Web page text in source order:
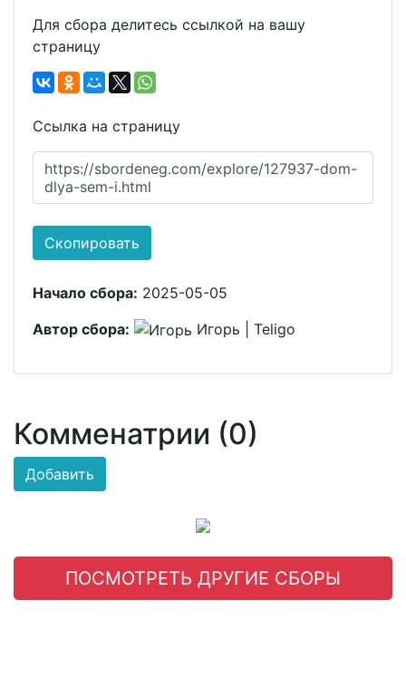
Для сбора делитесь ссылкой на вашу
страницу
Ссылка на страницу
https://sbordeneg.com/explore/127937-dom-
dlya-sem-i.html
Скопировать
Начало сбора: 2025-05-05
Автор сбора:
Игорь | Teligo
Комменатрии (0)
Добавить
ПОСМОТРЕТЬ ДРУГИЕ СБОРЫ